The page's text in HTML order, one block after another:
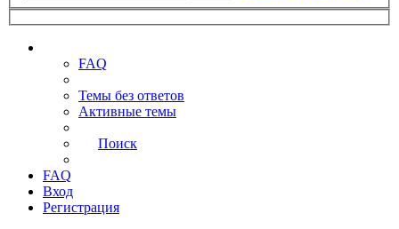
FAQ
Темы без ответов
Активные темы
Поиск
FAQ
Вход
Регистрация